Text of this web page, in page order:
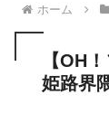
ホーム
【OH
姫路界